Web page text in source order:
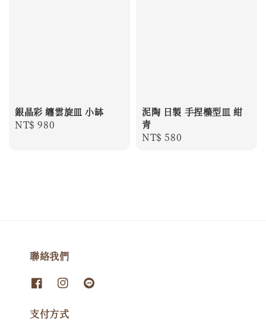
銀晶彩 纏雲旋皿 小缽
Regular
NT$ 980
泥陶 日製 手捏橢型皿 紺
青
Regular
NT$ 580
聯絡我們
支付方式